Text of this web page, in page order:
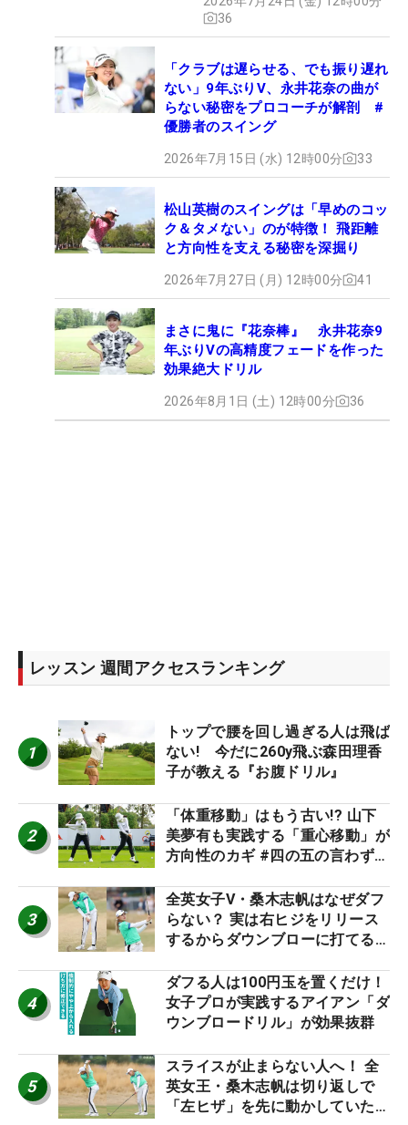
36
「クラブは遅らせる、でも振り遅れ
ない」9年ぶりV、永井花奈の曲が
らない秘密をプロコーチが解剖 #
優勝者のスイング
2026年7月15日 (水) 12時00分 33
松山英樹のスイングは「早めのコッ
ク＆タメない」のが特徴！ 飛距離
と方向性を支える秘密を深掘り
2026年7月27日 (月) 12時00分 41
まさに鬼に『花奈棒』 永井花奈9
年ぶりVの高精度フェードを作った
効果絶大ドリル
2026年8月1日 (土) 12時00分 36
レッスン 週間アクセスランキング
1
トップで腰を回し過ぎる人は飛ば
ない! 今だに260y飛ぶ森田理香
子が教える『お腹ドリル』
2
「体重移動」はもう古い!? 山下
美夢有も実践する「重心移動」が
方向性のカギ #四の五の言わず振
3
全英女子V・桑木志帆はなぜダフ
らない？ 実は右ヒジをリリース
するからダウンブローに打てる #
4
ダフる人は100円玉を置くだけ！
女子プロが実践するアイアン「ダ
ウンブロードリル」が効果抜群
5
スライスが止まらない人へ！ 全
英女王・桑木志帆は切り返しで
「左ヒザ」を先に動かしていた